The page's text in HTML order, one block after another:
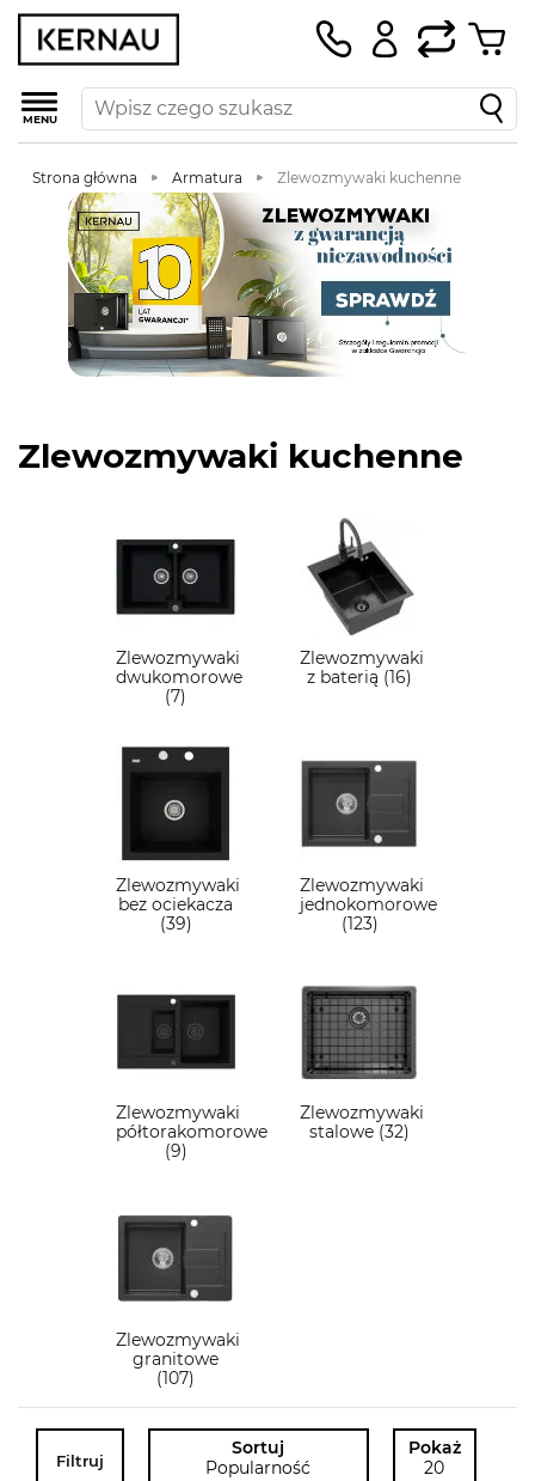
MENU
Strona główna Armatura Zlewozmywaki kuchenne
Zlewozmywaki kuchenne
Zlewozmywaki
dwukomorowe
(7)
Zlewozmywaki
z baterią (16)
Zlewozmywaki
bez ociekacza
(39)
Zlewozmywaki
jednokomorowe
(123)
Zlewozmywaki
półtorakomorowe
(9)
Zlewozmywaki
stalowe (32)
Zlewozmywaki
granitowe
(107)
Filtruj
Sortuj
Popularność
Pokaż
20